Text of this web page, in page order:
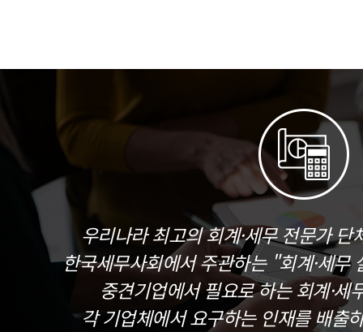
우리나라 최고의 회계·세무 전문가
한국세무사회에서 주관하는 "회계·세무
중견기업에서 필요로 하는 회계·세
각 기업체에서 요구하는 인재를 배출